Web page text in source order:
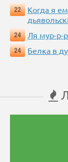
22
Когда я
24
Ля мур-р-
24
Белка в